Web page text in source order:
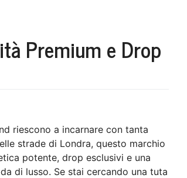
Premium e Drop
riescono a incarnare con tanta
strade di Londra, questo marchio
potente, drop esclusivi e una
di lusso. Se stai cercando una tuta